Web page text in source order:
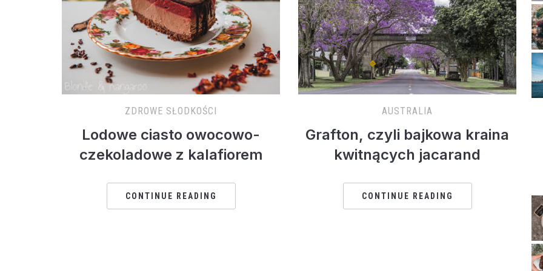
ZDROWE SŁODKOŚCI
Lodowe ciasto owocowo-
czekoladowe z kalafiorem
CONTINUE READING
AUSTRALIA
Grafton, czyli bajkowa kraina
kwitnących jacarand
CONTINUE READING